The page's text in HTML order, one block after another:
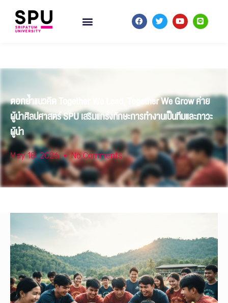
ตอกย้ำแนวคิด Together We Lead, Together We Grow ค่าย
ผู้นำศิลปศาสตร์ SPU เสริมแกร่งทักษะการทำงานเป็นทีมและภาวะ
ผู้นำ
May 18, 2026 No Comments